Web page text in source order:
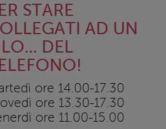
STARE
AD UN
DEL
ore 14.00-17.30
ore 13.30-17.30
ore 11.00-15.00